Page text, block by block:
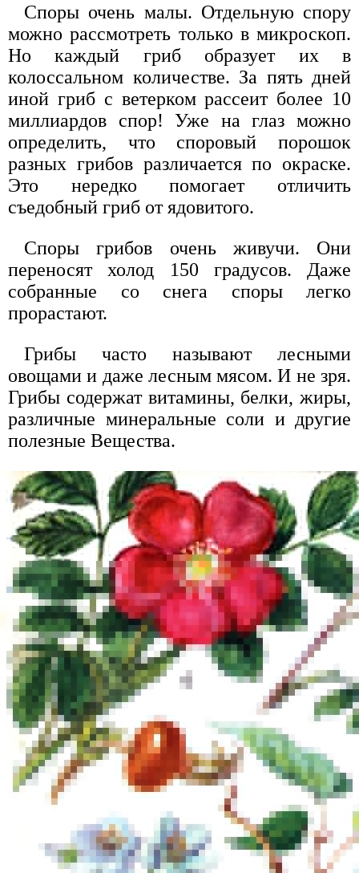
Споры очень малы. Отдельную спору
можно рассмотреть только в микроскоп.
Но каждый гриб образует их в
колоссальном количестве. За пять дней
иной гриб с ветерком рассеит более 10
миллиардов спор! Уже на глаз можно
определить, что споровый порошок
разных грибов различается по окраске.
Это нередко помогает отличить
съедобный гриб от ядовитого.
Споры грибов очень живучи. Они
переносят холод 150 градусов. Даже
собранные со снега споры легко
прорастают.
Грибы часто называют лесными
овощами и даже лесным мясом. И не зря.
Грибы содержат витамины, белки, жиры,
различные минеральные соли и другие
полезные Вещества.